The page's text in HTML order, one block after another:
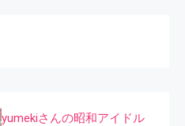
yumekiさんの昭和アイドル